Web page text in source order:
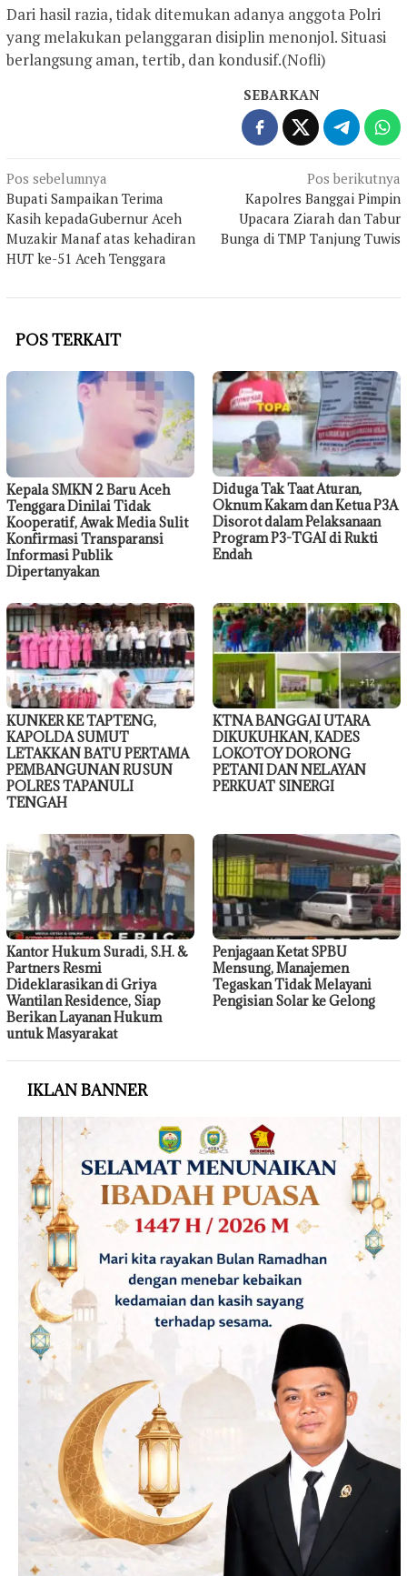
Dari hasil razia, tidak ditemukan adanya anggota Polri
yang melakukan pelanggaran disiplin menonjol. Situasi
berlangsung aman, tertib, dan kondusif.(Nofli)
SEBARKAN
Navigasi
pos
Pos sebelumnya
Bupati Sampaikan Terima
Kasih kepadaGubernur Aceh
Muzakir Manaf atas kehadiran
HUT ke-51 Aceh Tenggara
Pos berikutnya
Kapolres Banggai Pimpin
Upacara Ziarah dan Tabur
Bunga di TMP Tanjung Tuwis
POS TERKAIT
Kepala SMKN 2 Baru Aceh
Tenggara Dinilai Tidak
Kooperatif, Awak Media Sulit
Konfirmasi Transparansi
Informasi Publik
Dipertanyakan
Diduga Tak Taat Aturan,
Oknum Kakam dan Ketua P3A
Disorot dalam Pelaksanaan
Program P3-TGAI di Rukti
Endah
KUNKER KE TAPTENG,
KAPOLDA SUMUT
LETAKKAN BATU PERTAMA
PEMBANGUNAN RUSUN
POLRES TAPANULI
TENGAH
KTNA BANGGAI UTARA
DIKUKUHKAN, KADES
LOKOTOY DORONG
PETANI DAN NELAYAN
PERKUAT SINERGI
Kantor Hukum Suradi, S.H. &
Partners Resmi
Dideklarasikan di Griya
Wantilan Residence, Siap
Berikan Layanan Hukum
untuk Masyarakat
Penjagaan Ketat SPBU
Mensung, Manajemen
Tegaskan Tidak Melayani
Pengisian Solar ke Gelong
IKLAN BANNER